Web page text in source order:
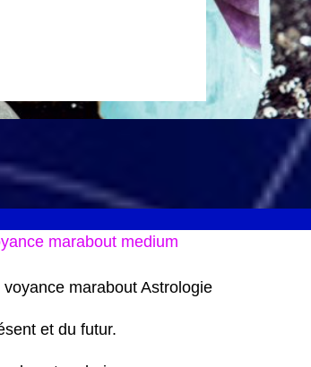
marabout medium
marabout Astrologie
et du futur.